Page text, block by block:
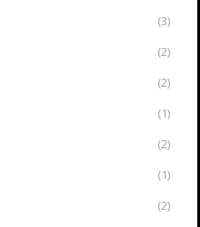
(3)
(2)
(2)
(1)
(2)
(1)
(2)